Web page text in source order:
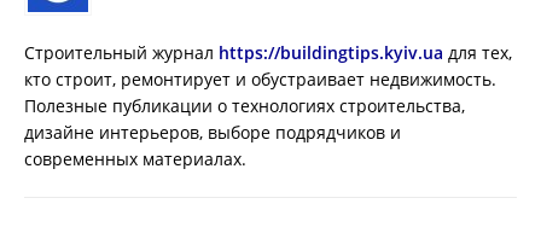
Строительный журнал https://buildingtips.kyiv.ua для тех,
кто строит, ремонтирует и обустраивает недвижимость.
Полезные публикации о технологиях строительства,
дизайне интерьеров, выборе подрядчиков и
современных материалах.